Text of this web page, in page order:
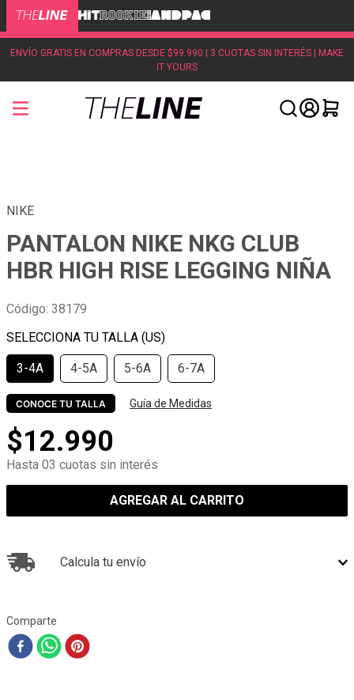
ENVÍO GRATIS EN COMPRAS DESDE $99.990 | 3 CUOTAS SIN INTERÉS | MAKE
IT YOURS
NIKE
PANTALON NIKE NKG CLUB
HBR HIGH RISE LEGGING NIÑA
Código: 38179
3-4A 4-5A 5-6A 6-7A
CONOCE TU TALLA Guía de Medidas
$12.990
Hasta 03 cuotas sin interés
AGREGAR AL CARRITO
Calcula tu envío
Comparte